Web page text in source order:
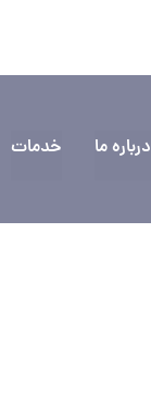
خدمات درباره ما